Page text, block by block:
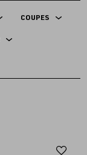
COUPES